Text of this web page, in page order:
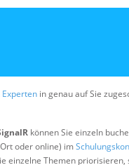
in genau auf Sie
können Sie einzeln
oder online) im
einzelne Themen priorisieren,